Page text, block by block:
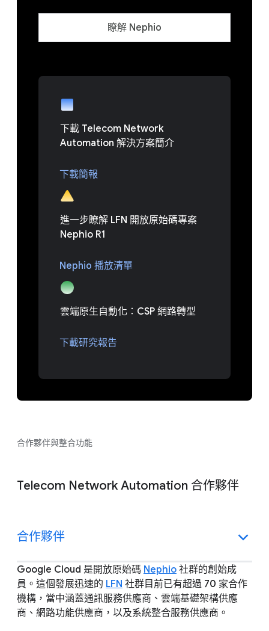
瞭解 Nephio
下載 Telecom Network
Automation 解決方案簡介
下載簡報
進一步瞭解 LFN 開放原始碼專案
Nephio R1
Nephio 播放清單
雲端原生自動化：CSP 網路轉型
下載研究報告
合作夥伴與整合功能
Telecom Network Automation 合作夥伴
合作夥伴
Google Cloud 是開放原始碼 Nephio 社群的創始成
員。這個發展迅速的 LFN 社群目前已有超過 70 家合作
機構，當中涵蓋通訊服務供應商、雲端基礎架構供應
商、網路功能供應商，以及系統整合服務供應商。